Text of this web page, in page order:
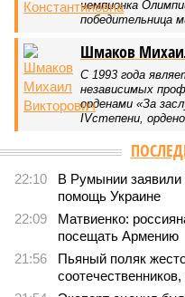
В 2023 году в статье,
Cell.com, были описаны 12
относятся – не
вероятность
неспособность
этих признаков
предположения
признаков
длины теломер (защитных
хромосом) – такое можно
продолжительность жизни.
Но первая и главная